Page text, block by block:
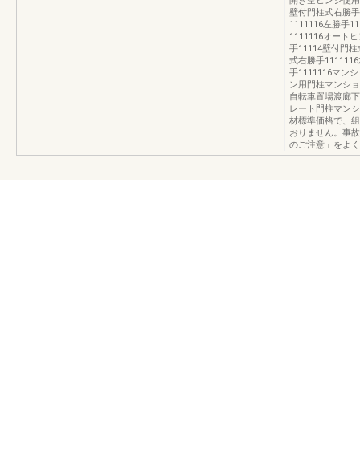
壁付門柱式右勝
1111116左勝手
1111116オート
手11114壁付門
式右勝手
手1111116マン
ン用門柱マンシ
自転車置場渡廊
レート門柱マン
材標準価格で、
おりません。事
のご注意」をよ